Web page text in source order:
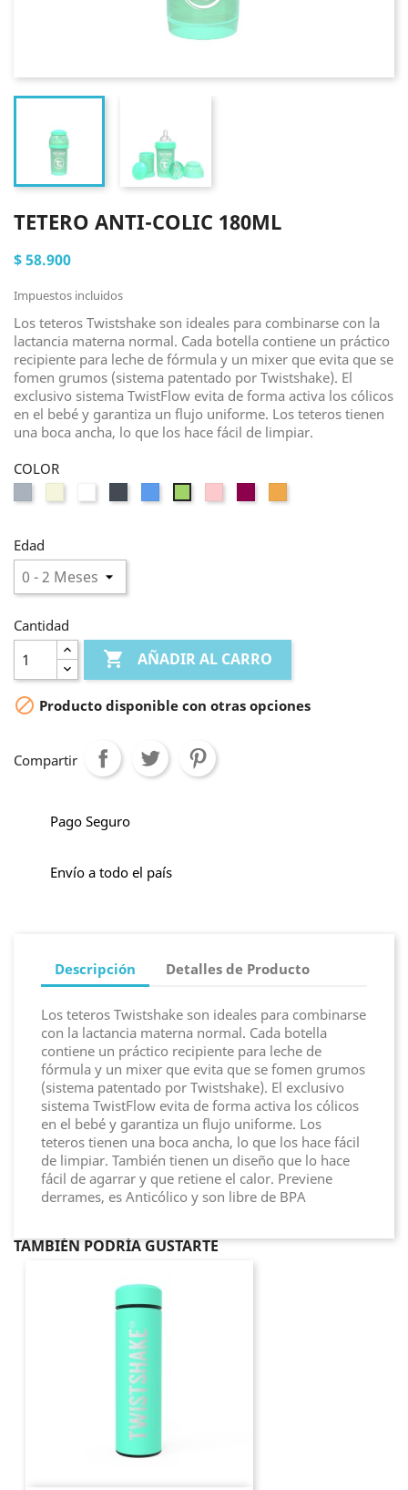
TETERO ANTI-COLIC 180ML
$ 58.900
Impuestos incluidos
Los teteros Twistshake son ideales para combinarse con la
lactancia materna normal. Cada botella contiene un práctico
recipiente para leche de fórmula y un mixer que evita que se
fomen grumos (sistema patentado por Twistshake). El
exclusivo sistema TwistFlow evita de forma activa los cólicos
en el bebé y garantiza un flujo uniforme. Los teteros tienen
una boca ancha, lo que los hace fácil de limpiar.
COLOR
Edad
Cantidad
 AÑADIR AL CARRO
 Producto disponible con otras opciones
Compartir
Pago Seguro
Envío a todo el país
Descripción Detalles de Producto
Los teteros Twistshake son ideales para combinarse
con la lactancia materna normal. Cada botella
contiene un práctico recipiente para leche de
fórmula y un mixer que evita que se fomen grumos
(sistema patentado por Twistshake). El exclusivo
sistema TwistFlow evita de forma activa los cólicos
en el bebé y garantiza un flujo uniforme. Los
teteros tienen una boca ancha, lo que los hace fácil
de limpiar. También tienen un diseño que lo hace
fácil de agarrar y que retiene el calor. Previene
derrames, es Anticólico y son libre de BPA
TAMBIÉN PODRÍA GUSTARTE